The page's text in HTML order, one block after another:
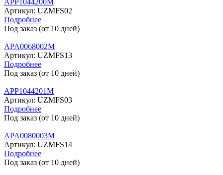
Артикул: UZMFS02
Подробнее
Под заказ (от 10 дней)
APA0068002M
Артикул: UZMFS13
Подробнее
Под заказ (от 10 дней)
APP1044201M
Артикул: UZMFS03
Подробнее
Под заказ (от 10 дней)
APA0080003M
Артикул: UZMFS14
Подробнее
Под заказ (от 10 дней)